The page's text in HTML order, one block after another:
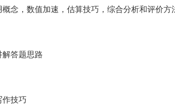
念，数值加速，估算技巧，综合分析和评价方
答题思路
作技巧